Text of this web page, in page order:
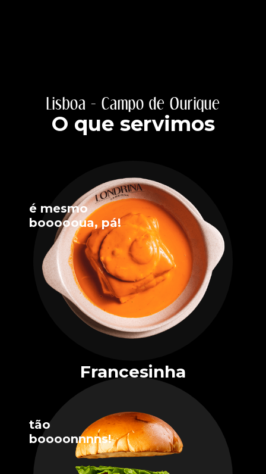
Lisboa - Campo de Ourique
O que servimos
é mesmo
boooooua, pá!
Francesinha
tão
boooonnnns!